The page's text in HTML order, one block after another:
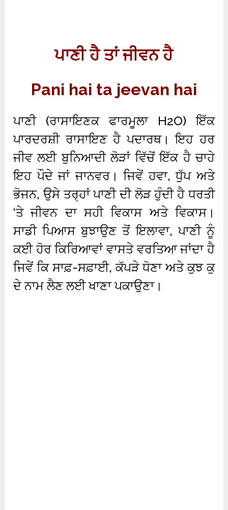
ਪਾਣੀ ਹੈ ਤਾਂ ਜੀਵਨ ਹੈ
Pani hai ta jeevan hai
ਪਾਣੀ (ਰਾਸਾਇਣਕ ਫਾਰਮੂਲਾ H2O) ਇੱਕ
ਪਾਰਦਰਸ਼ੀ ਰਾਸਾਇਣ ਹੈ ਪਦਾਰਥ। ਇਹ ਹਰ
ਜੀਵ ਲਈ ਬੁਨਿਆਦੀ ਲੋੜਾਂ ਵਿੱਚੋਂ ਇੱਕ ਹੈ ਚਾਹੇ
ਇਹ ਪੌਦੇ ਜਾਂ ਜਾਨਵਰ। ਜਿਵੇਂ ਹਵਾ, ਧੁੱਪ ਅਤੇ
ਭੋਜਨ, ਉਸੇ ਤਰ੍ਹਾਂ ਪਾਣੀ ਦੀ ਲੋੜ ਹੁੰਦੀ ਹੈ ਧਰਤੀ
‘ਤੇ ਜੀਵਨ ਦਾ ਸਹੀ ਵਿਕਾਸ ਅਤੇ ਵਿਕਾਸ।
ਸਾਡੀ ਪਿਆਸ ਬੁਝਾਉਣ ਤੋਂ ਇਲਾਵਾ, ਪਾਣੀ ਨੂੰ
ਕਈ ਹੋਰ ਕਿਰਿਆਵਾਂ ਵਾਸਤੇ ਵਰਤਿਆ ਜਾਂਦਾ ਹੈ
ਜਿਵੇਂ ਕਿ ਸਾਫ਼-ਸਫ਼ਾਈ, ਕੱਪੜੇ ਧੋਣਾ ਅਤੇ ਕੁਝ ਕੁ
ਦੇ ਨਾਮ ਲੈਣ ਲਈ ਖਾਣਾ ਪਕਾਉਣਾ।